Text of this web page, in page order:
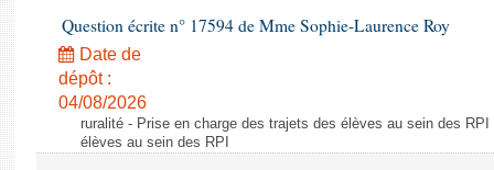
Question écrite n° 17594 de Mme Sophie-Laurence Roy
Date de
dépôt :
04/08/2026
ruralité - Prise en charge des trajets des élèves au sein des
élèves au sein des RPI